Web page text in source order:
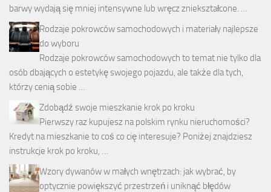
barwy wydają się mniej intensywne lub wręcz zniekształcone. …
Rodzaje pokrowców samochodowych i materiały najlepsze
do wyboru
Rodzaje pokrowców samochodowych to temat nie tylko dla
osób dbających o estetykę swojego pojazdu, ale także dla tych,
którzy cenią sobie …
Zdobądź swoje mieszkanie krok po kroku
Pierwszy raz kupujesz na polskim rynku nieruchomości?
Kredyt na mieszkanie to coś co cię interesuje? Poniżej znajdziesz
instrukcje krok po kroku, …
Wzory dywanów w małych wnętrzach: jak wybrać, by
optycznie powiększyć przestrzeń i uniknąć błędów